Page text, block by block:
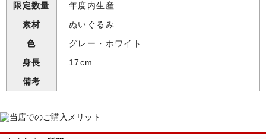
限定数量
年度内生産
素材
ぬいぐるみ
色
グレー・ホワイト
身長
17cm
備考